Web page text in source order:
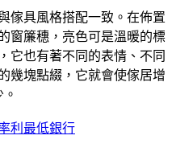
傢具風格搭配一致。在佈置
窗簾穗，亮色可是溫暖的標
它也有著不同的表情、不同
幾塊點綴，它就會使傢居增
利最低銀行